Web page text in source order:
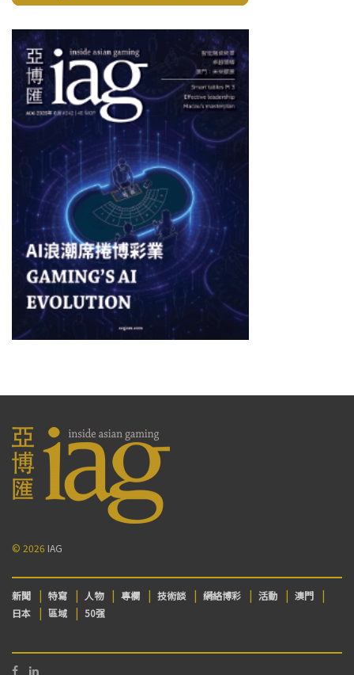
© 2026 IAG
新聞 特寫 人物 專欄 技術談 網絡博彩 活動
澳門
日本
區域 50强